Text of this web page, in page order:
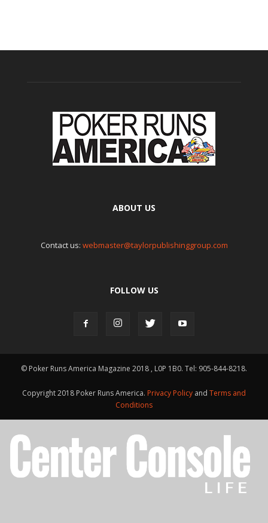
ABOUT US
Contact us: webmaster@taylorpublishinggroup.com
FOLLOW US
© Poker Runs America Magazine 2018 , L0P 1B0. Tel: 905-844-8218.
Copyright 2018 Poker Runs America. Privacy Policy and Terms and
Conditions